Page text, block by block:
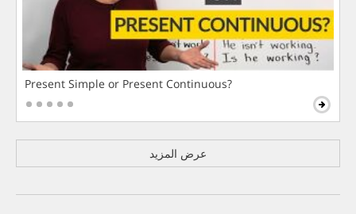
Present Simple or Present Continuous?
عرض المزيد